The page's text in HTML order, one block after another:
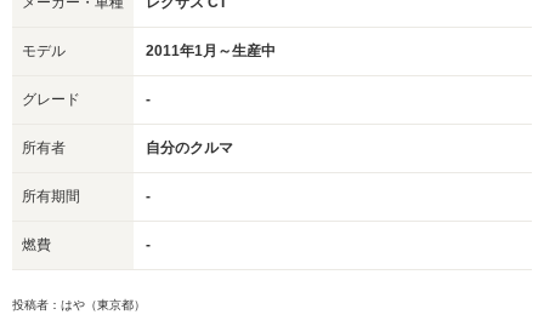
モデル 2011年1月～生産中
グレード -
所有者 自分のクルマ
所有期間 -
燃費 -
投稿者：はや（東京都）